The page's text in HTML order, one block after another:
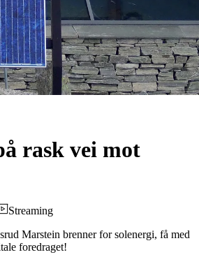
rask vei mot
Streaming
Marstein brenner for solenergi, få med
foredraget!